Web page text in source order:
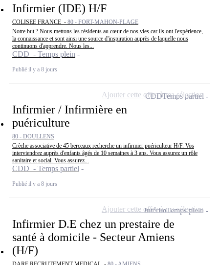
Infirmier (IDE) H/F
COLISEE FRANCE - 80 - FORT-MAHON-PLAGE
Notre but ? Nous mettons les résidents au cœur de nos vies car ils ont l'expérience,
la connaissance et sont ainsi une source d'inspiration auprès de laquelle nous
continuons d'apprendre. Nous les...
CDD - Temps plein
Publié il y a 8 jours
Infirmier / Infirmière en
puériculture
80 - DOULLENS
Crèche associative de 45 berceaux recherche un infirmier puériculteur H/F. Vos
interviendrez auprès d'enfants âgés de 10 semaines à 3 ans. Vous assurez un rôle
sanitaire et social. Vous assurez...
CDD - Temps partiel
Publié il y a 8 jours
CDDTemps partiel
Ajouter cette offre à ma sélection
Infirmier D.E chez un prestaire de
santé à domicile - Secteur Amiens
(H/F)
IntérimTemps plein
Ajouter cette offre à ma sélection